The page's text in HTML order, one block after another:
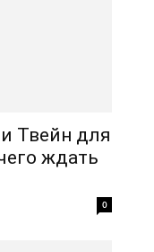
Твейн для
ждать
0